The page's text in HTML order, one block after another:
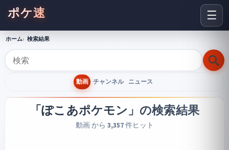
☰
ポケ速
ホーム 検索結果
動画 チャンネル ニュース
「ぽこあポケモン」 の検索結果
動画 から 3,357件ヒット